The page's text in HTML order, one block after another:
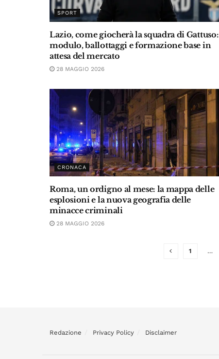
SPORT
Lazio, come giocherà la squadra di Gattuso:
modulo, ballottaggi e formazione base in
attesa del mercato
28 MAGGIO 2026
CRONACA
Roma, un ordigno al mese: la mappa delle
esplosioni e la nuova geografia delle
minacce criminali
28 MAGGIO 2026
1 …
Redazione Privacy Policy Disclaimer